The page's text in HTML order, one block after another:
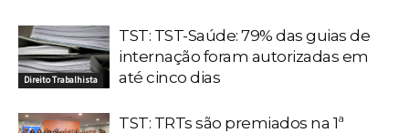
Direito Trabalhista
TST: TST-Saúde: 79% das guias de
internação foram autorizadas em
até cinco dias
TST: TRTs são premiados na 1ª